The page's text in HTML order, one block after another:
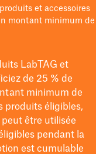
et accessoires
montant minimum de
LabTAG et
de 25 % de
minimum de
produits éligibles,
peut être utilisée
pendant la
est cumulable